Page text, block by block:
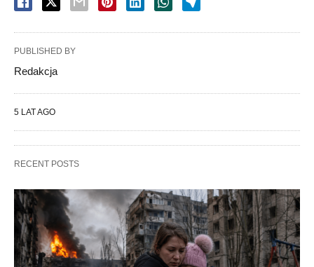
PUBLISHED BY
Redakcja
5 LAT AGO
RECENT POSTS